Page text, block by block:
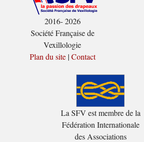
2016- 2026
Société Française de
Vexillologie
Plan du site|Contact
La SFV est membre de la
Fédération Internationale
des Associations